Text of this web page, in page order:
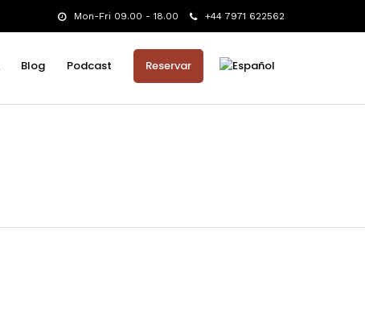
Mon-Fri 09.00 - 18.00 +44 7971 622562
Blog Podcast Reservar